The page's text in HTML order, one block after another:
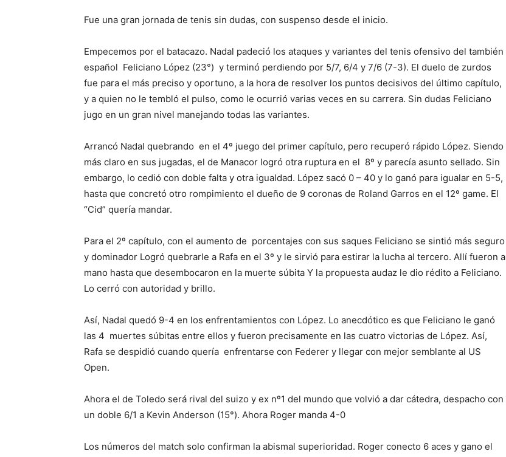
Fue una gran jornada de tenis sin dudas, con suspenso desde el inicio.
Empecemos por el batacazo. Nadal padeció los ataques y variantes del tenis ofensivo del también
español Feliciano López (23°) y terminó perdiendo por 5/7, 6/4 y 7/6 (7-3). El duelo de zurdos
fue para el más preciso y oportuno, a la hora de resolver los puntos decisivos del último capítulo,
y a quien no le tembló el pulso, como le ocurrió varias veces en su carrera. Sin dudas Feliciano
jugo en un gran nivel manejando todas las variantes.
Arrancó Nadal quebrando en el 4º juego del primer capítulo, pero recuperó rápido López. Siendo
más claro en sus jugadas, el de Manacor logró otra ruptura en el 8º y parecía asunto sellado. Sin
embargo, lo cedió con doble falta y otra igualdad. López sacó 0 – 40 y lo ganó para igualar en 5-5,
hasta que concretó otro rompimiento el dueño de 9 coronas de Roland Garros en el 12º game. El
“Cid” quería mandar.
Para el 2º capítulo, con el aumento de porcentajes con sus saques Feliciano se sintió más seguro
y dominador Logró quebrarle a Rafa en el 3º y le sirvió para estirar la lucha al tercero. Allí fueron a
mano hasta que desembocaron en la muerte súbita Y la propuesta audaz le dio rédito a Feliciano.
Lo cerró con autoridad y brillo.
Así, Nadal quedó 9-4 en los enfrentamientos con López. Lo anecdótico es que Feliciano le ganó
las 4 muertes súbitas entre ellos y fueron precisamente en las cuatro victorias de López. Así,
Rafa se despidió cuando quería enfrentarse con Federer y llegar con mejor semblante al US
Open.
Ahora el de Toledo será rival del suizo y ex nº1 del mundo que volvió a dar cátedra, despacho con
un doble 6/1 a Kevin Anderson (15°). Ahora Roger manda 4-0
Los números del match solo confirman la abismal superioridad. Roger conecto 6 aces y gano el